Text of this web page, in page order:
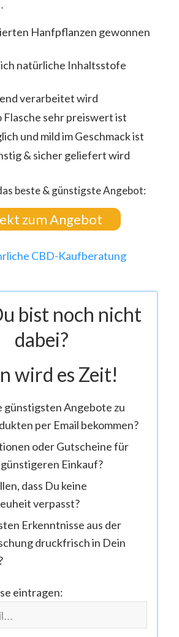
Hanfpflanzen gewonnen
natürliche Inhaltsstofe
verarbeitet wird
Flasche sehr preiswert ist
und mild im Geschmack ist
& sicher geliefert wird
beste & günstigste Angebot:
zum Angebot
CBD-Kaufberatung
bist noch nicht
dabei?
wird es Zeit!
günstigsten Angebote zu
per Email bekommen?
oder Gutscheine für
Einkauf?
dass Du keine
verpasst?
Erkenntnisse aus der
druckfrisch in Dein
eintragen: